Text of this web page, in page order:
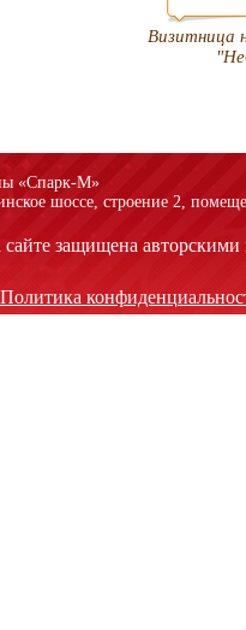
Визитница
«Спарк-M»
шоссе, строение 2,
защищена
Политика